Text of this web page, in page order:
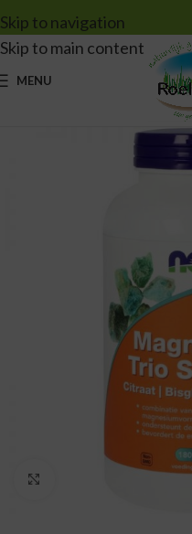
Skip to navigation
Skip to main content
MENU